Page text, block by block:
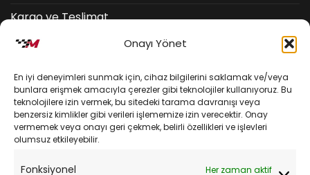
Onayı Yönet
En iyi deneyimleri sunmak için, cihaz bilgilerini saklamak ve/veya
bunlara erişmek amacıyla çerezler gibi teknolojiler kullanıyoruz. Bu
teknolojilere izin vermek, bu sitedeki tarama davranışı veya
benzersiz kimlikler gibi verileri işlememize izin verecektir. Onay
vermemek veya onayı geri çekmek, belirli özellikleri ve işlevleri
olumsuz etkileyebilir.
Fonksiyonel Her zaman aktif
Kargo ve Teslimat
Kişisel Verilerin Korunması
YARDIM
Müşteri Hizmetleri